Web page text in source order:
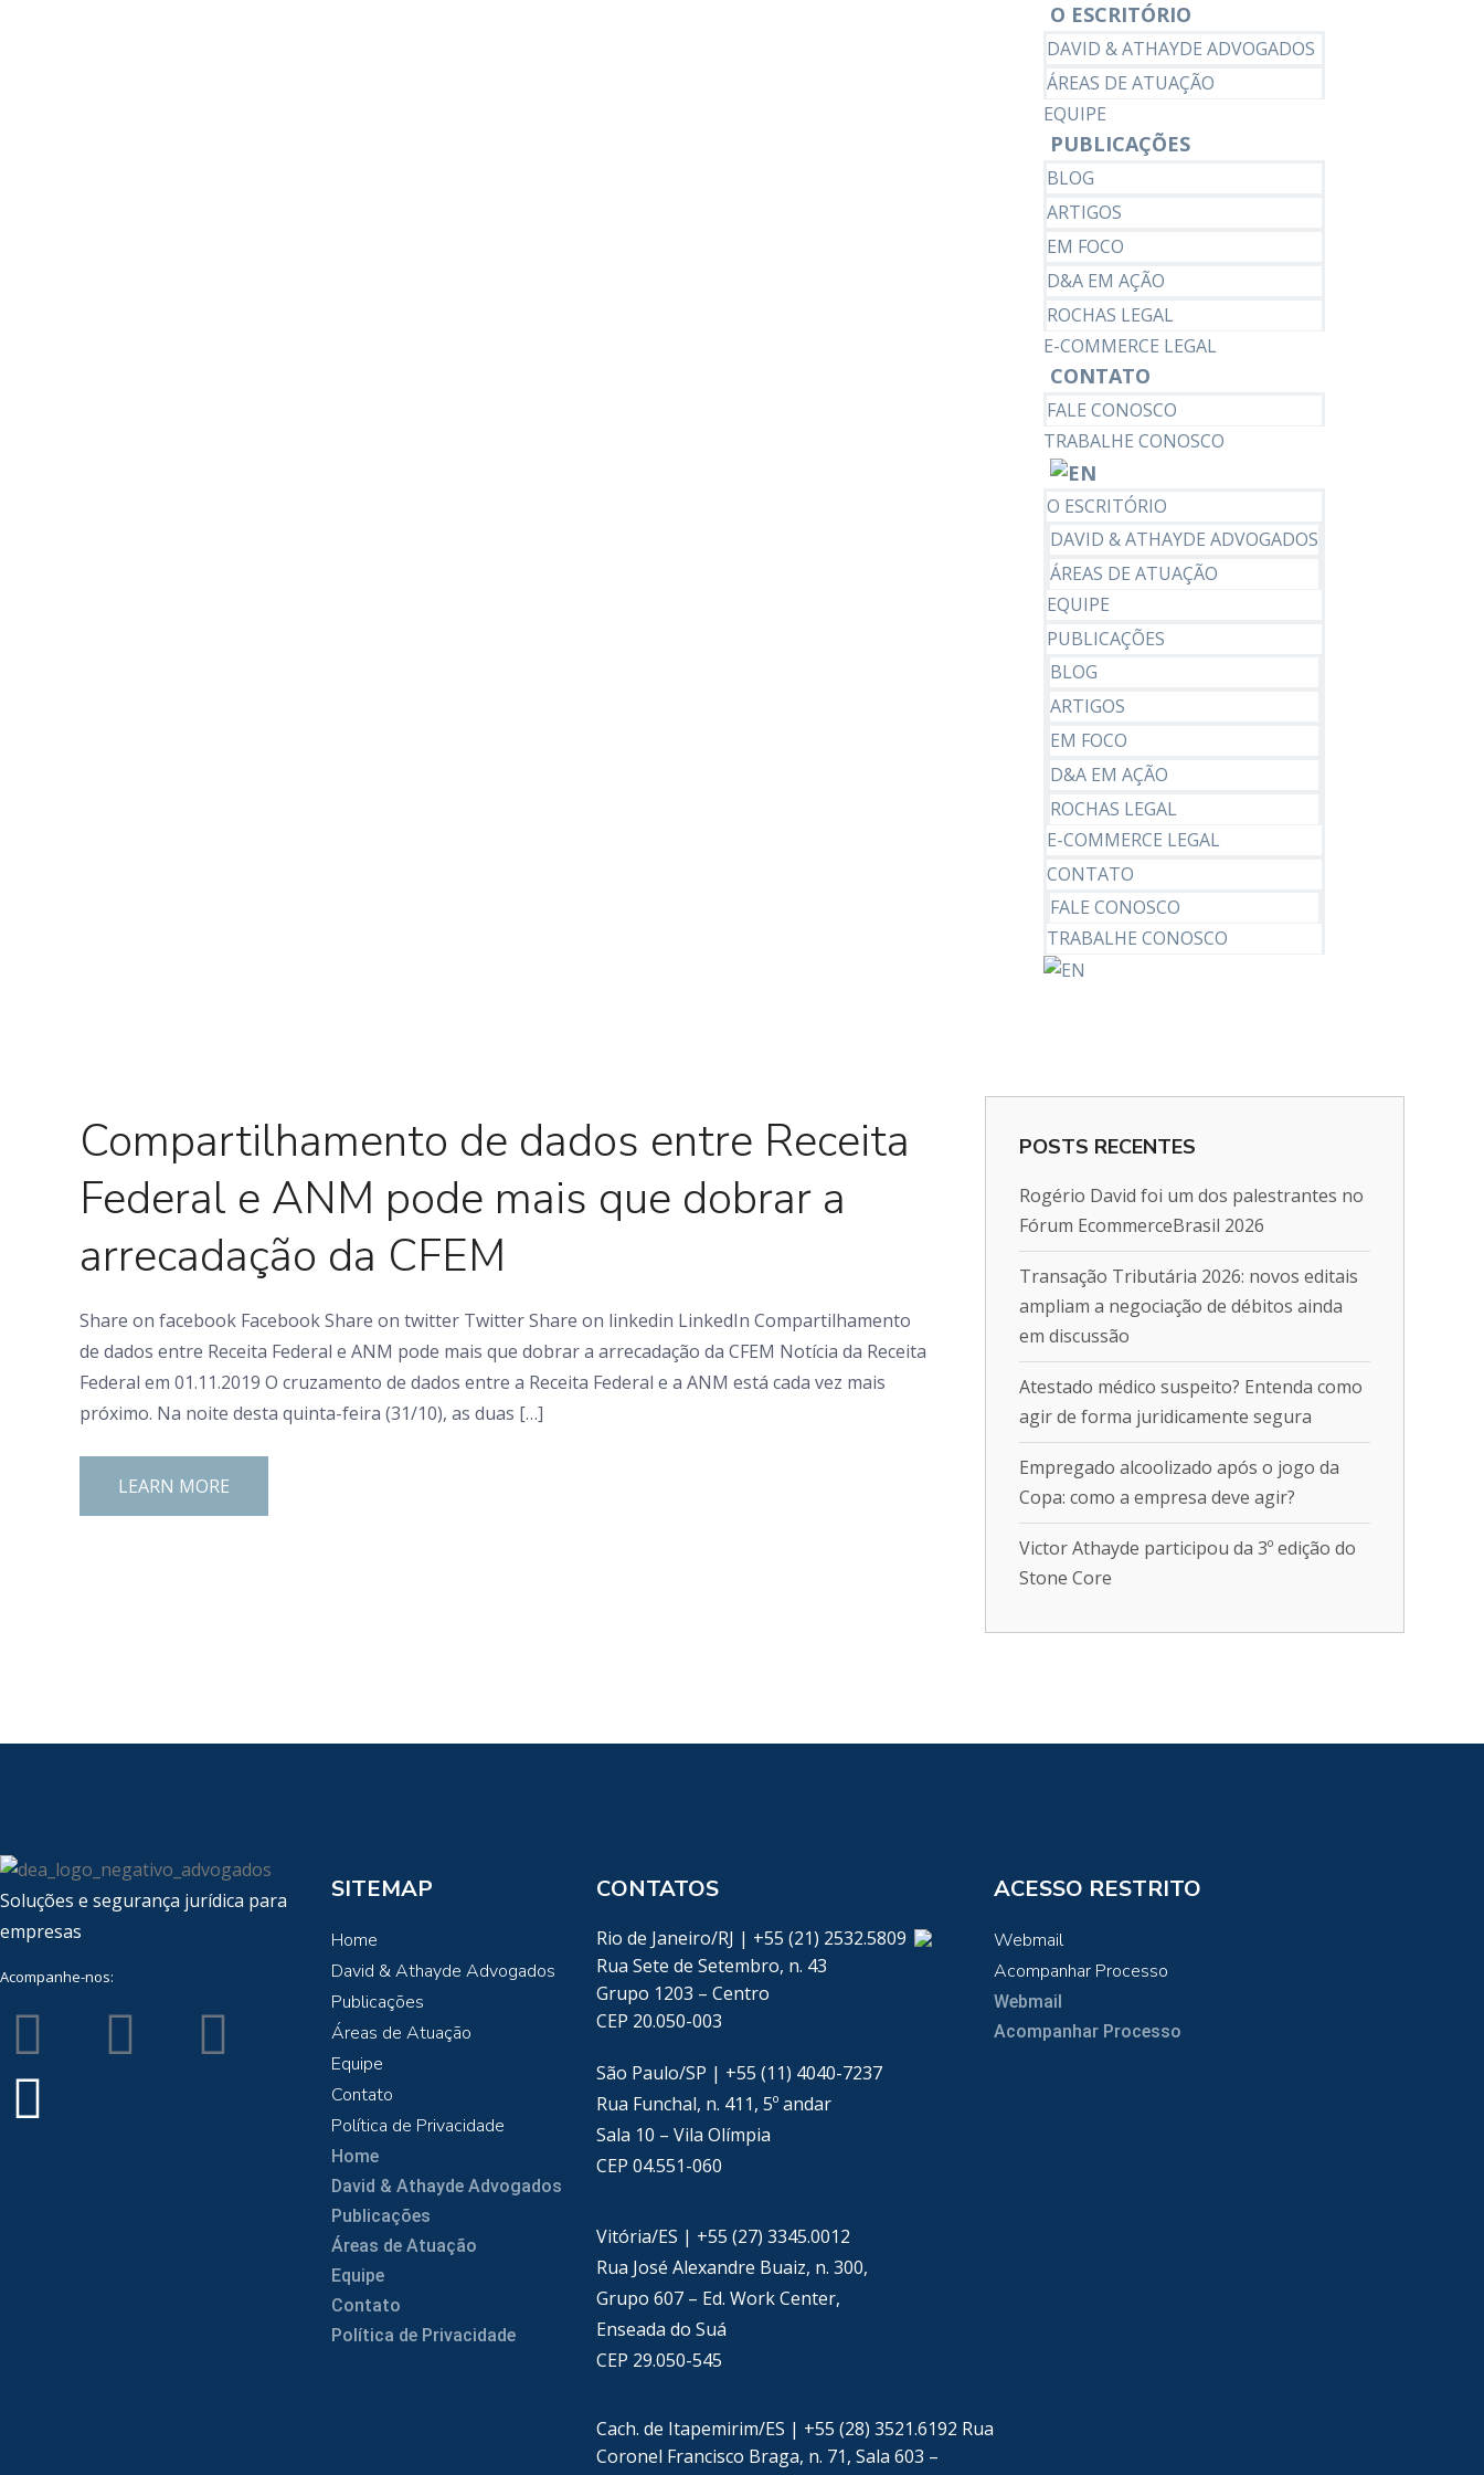
O ESCRITÓRIO
DAVID & ATHAYDE ADVOGADOS
ÁREAS DE ATUAÇÃO
EQUIPE
PUBLICAÇÕES
BLOG
ARTIGOS
EM FOCO
D&A EM AÇÃO
ROCHAS LEGAL
E-COMMERCE LEGAL
CONTATO
FALE CONOSCO
TRABALHE CONOSCO
O ESCRITÓRIO
DAVID & ATHAYDE ADVOGADOS
ÁREAS DE ATUAÇÃO
EQUIPE
PUBLICAÇÕES
BLOG
ARTIGOS
EM FOCO
D&A EM AÇÃO
ROCHAS LEGAL
E-COMMERCE LEGAL
CONTATO
FALE CONOSCO
TRABALHE CONOSCO
Compartilhamento de dados entre Receita
Federal e ANM pode mais que dobrar a
arrecadação da CFEM
Share on facebook Facebook Share on twitter Twitter Share on linkedin LinkedIn Compartilhamento
de dados entre Receita Federal e ANM pode mais que dobrar a arrecadação da CFEM Notícia da Receita
Federal em 01.11.2019 O cruzamento de dados entre a Receita Federal e a ANM está cada vez mais
próximo. Na noite desta quinta-feira (31/10), as duas […]
LEARN MORE
POSTS RECENTES
Rogério David foi um dos palestrantes no
Fórum EcommerceBrasil 2026
Transação Tributária 2026: novos editais
ampliam a negociação de débitos ainda
em discussão
Atestado médico suspeito? Entenda como
agir de forma juridicamente segura
Empregado alcoolizado após o jogo da
Copa: como a empresa deve agir?
Victor Athayde participou da 3º edição do
Stone Core
Soluções e segurança jurídica para
empresas
Acompanhe-nos:
SITEMAP
Home
David & Athayde Advogados
Publicações
Áreas de Atuação
Equipe
Contato
Política de Privacidade
Home
David & Athayde Advogados
Publicações
Áreas de Atuação
Equipe
Contato
Política de Privacidade
CONTATOS
Rio de Janeiro/RJ | +55 (21) 2532.5809
Rua Sete de Setembro, n. 43
Grupo 1203 – Centro
CEP 20.050-003
São Paulo/SP | +55 (11) 4040-7237
Rua Funchal, n. 411, 5º andar
Sala 10 – Vila Olímpia
CEP 04.551-060
Vitória/ES | +55 (27) 3345.0012
Rua José Alexandre Buaiz, n. 300,
Grupo 607 – Ed. Work Center,
Enseada do Suá
CEP 29.050-545
Cach. de Itapemirim/ES | +55 (28) 3521.6192 Rua
Coronel Francisco Braga, n. 71, Sala 603 –
ACESSO RESTRITO
Webmail
Acompanhar Processo
Webmail
Acompanhar Processo